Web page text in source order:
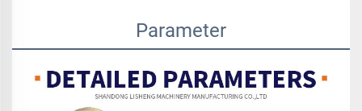
Parameter